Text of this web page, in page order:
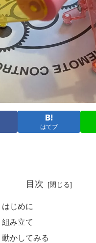
はてブ
目次
はじめに
組み立て
動かしてみる